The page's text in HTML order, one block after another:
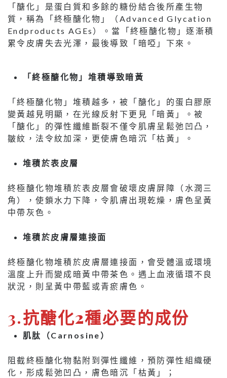
「醣化」是蛋白質和多餘的糖份結合後所產生物
質，稱為「終極醣化物」（Advanced Glycation
Endproducts AGEs）。當「終極醣化物」逐漸積
累令皮膚失去光澤，最後導致「暗啞」下來。
「終極醣化物」堆積導致暗黃
「終極醣化物」堆積越多，被「醣化」的蛋白膠原
變黃越見明顯，在光線反射下更見「暗黃」。被
「醣化」的彈性纖維斷裂不僅令肌膚呈鬆弛凹凸，
皺紋，法令紋加深，更使膚色暗沉「枯黃」。
堆積於表皮層
終極醣化物堆積於表皮層會破壞皮膚屏障（水潤三
角），使鎖水力下降，令肌膚出現乾燥，膚色呈黃
中帶灰色。
堆積於皮膚層連接面
終極醣化物堆積於皮膚層連接面，會受體溫或環境
溫度上升而變成暗黃中帶茶色。遇上血液循環不良
狀況，則呈黃中帶藍或青瘀膚色。
3.抗醣化2種必要的成份
肌肽（Carnosine ）
阻截終極醣化物黏附到彈性纖維，預防彈性組織硬
化，形成鬆弛凹凸，膚色暗沉「枯黃」；